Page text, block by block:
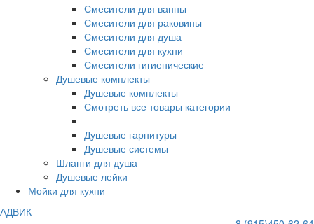
Смесители для ванны
Смесители для раковины
Смесители для душа
Смесители для кухни
Смесители гигиенические
Душевые комплекты
Душевые комплекты
Смотреть все товары категории
Душевые гарнитуры
Душевые системы
Шланги для душа
Душевые лейки
Мойки для кухни
АДВИК